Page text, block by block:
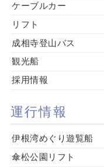
ケーブルカー
リフト
成相寺登山バス
観光船
採用情報
運行情報
伊根湾めぐり遊覧船
傘松公園リフト